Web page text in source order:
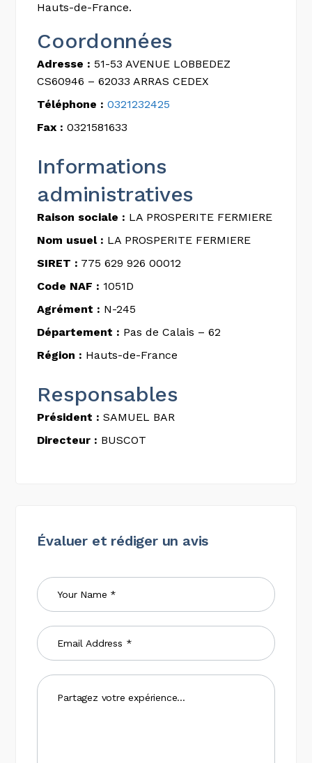
Hauts-de-France.
Coordonnées
Adresse : 51-53 AVENUE LOBBEDEZ
CS60946 – 62033 ARRAS CEDEX
Téléphone : 0321232425
Fax : 0321581633
Informations
administratives
Raison sociale : LA PROSPERITE FERMIERE
Nom usuel : LA PROSPERITE FERMIERE
SIRET : 775 629 926 00012
Code NAF : 1051D
Agrément : N-245
Département : Pas de Calais – 62
Région : Hauts-de-France
Responsables
Président : SAMUEL BAR
Directeur : BUSCOT
Évaluer et rédiger un avis